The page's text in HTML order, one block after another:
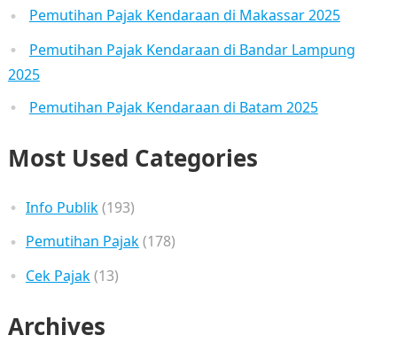
Pemutihan Pajak Kendaraan di Makassar 2025
Pemutihan Pajak Kendaraan di Bandar Lampung
2025
Pemutihan Pajak Kendaraan di Batam 2025
Most Used Categories
Info Publik(193)
Pemutihan Pajak(178)
Cek Pajak(13)
Archives